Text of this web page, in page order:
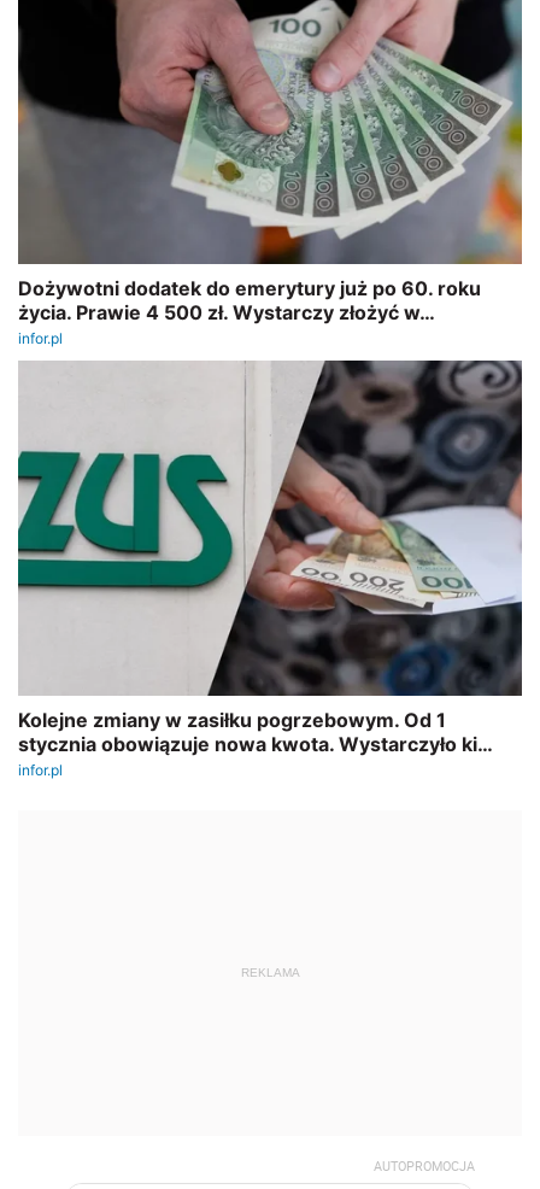
REKLAMA
AUTOPROMOCJA